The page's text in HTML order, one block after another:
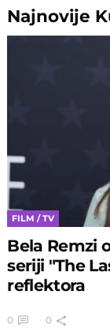
Najnovije
FILM / TV
Bela Remzi
seriji "The
reflektora
0 0